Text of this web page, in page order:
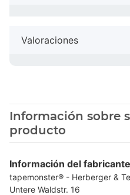
Valoraciones
Información sobre
producto
Información del
tapemonster® - Herberger &
Untere Waldstr. 16